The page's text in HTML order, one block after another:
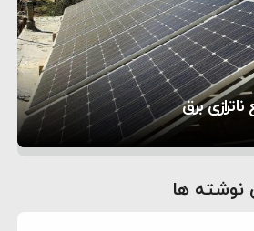
متخلف مورد اصابت قرار گرفته و
تاریخی برای خلع سلاح کامل
به همتای بلغارستانی به دلیل کمک
به ایران
برق
و صلح» از سینمای ایران؛ روایتی
ها